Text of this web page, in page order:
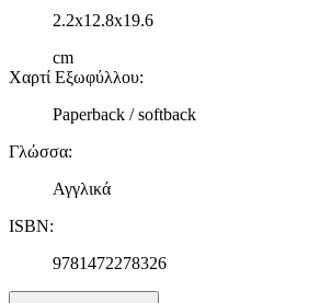
2.2x12.8x19.6
cm
Χαρτί Εξωφύλλου:
Paperback / softback
Γλώσσα:
Αγγλικά
ISBN:
9781472278326